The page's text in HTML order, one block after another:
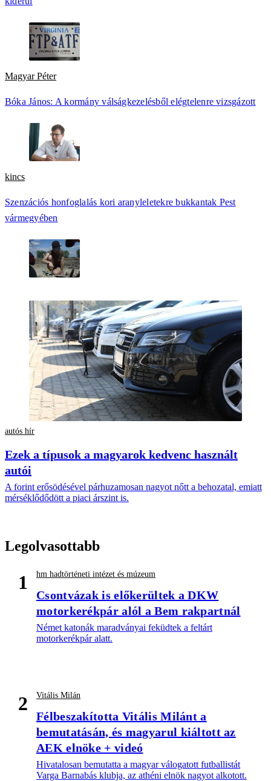
Magyar Péter
Bóka János: A kormány válságkezelésből elégtelenre vizsgázott
kincs
Szenzációs honfoglalás kori aranyleletekre bukkantak Pest
vármegyében
autós hír
Ezek a típusok a magyarok kedvenc használt
autói
A forint erősödésével párhuzamosan nagyot nőtt a behozatal, emiatt
mérséklődődött a piaci árszint is.
Legolvasottabb
1 hm hadtörténeti intézet és múzeum
Csontvázak is előkerültek a DKW
motorkerékpár alól a Bem rakpartnál
Német katonák maradványai feküdtek a feltárt
motorkerékpár alatt.
2 Vitális Milán
Félbeszakította Vitális Milánt a
bemutatásán, és magyarul kiáltott az
AEK elnöke + videó
Hivatalosan bemutatta a magyar válogatott futballistát
Varga Barnabás klubja, az athéni elnök nagyot alkotott.